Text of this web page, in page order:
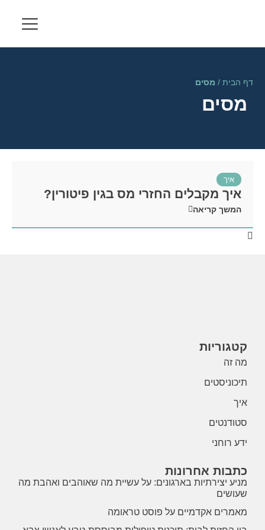
דף הבית / מסים
מסים
איך
איך מקבלים החזרי מס בגין פיטורין?
המשך קריאה
קטגוריות
מה זה
תיכוניסטים
איך
סטודנטים
ידע רוחני
כתבות אחרונות
מניע יצירתיות בארגונים: על עשיית מה שאוהבים ואהבת מה
שעושים
מאמרים אקדמיים על פוסט טראומה